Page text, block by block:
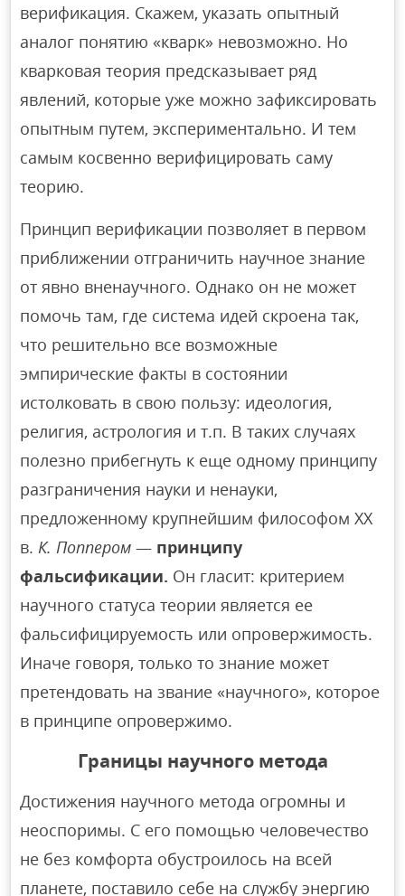
верификация. Скажем, указать опытный
аналог понятию «кварк» невозможно. Но
кварковая теория предсказывает ряд
явлений, которые уже можно зафиксировать
опытным путем, экспериментально. И тем
самым косвенно верифицировать саму
теорию.
Принцип верификации позволяет в первом
приближении отграничить научное знание
от явно вненаучного. Однако он не может
помочь там, где система идей скроена так,
что решительно все возможные
эмпирические факты в состоянии
истолковать в свою пользу: идеология,
религия, астрология и т.п. В таких случаях
полезно прибегнуть к еще одному принципу
разграничения науки и ненауки,
предложенному крупнейшим философом XX
в.К. Поппером— принципу
фальсификации. Он гласит: критерием
научного статуса теории является ее
фальсифицируемость или опровержимость.
Иначе говоря, только то знание может
претендовать на звание «научного», которое
в принципе опровержимо.
Границы научного метода
Достижения научного метода огромны и
неоспоримы. С его помощью человечество
не без комфорта обустроилось на всей
планете, поставило себе на службу энергию